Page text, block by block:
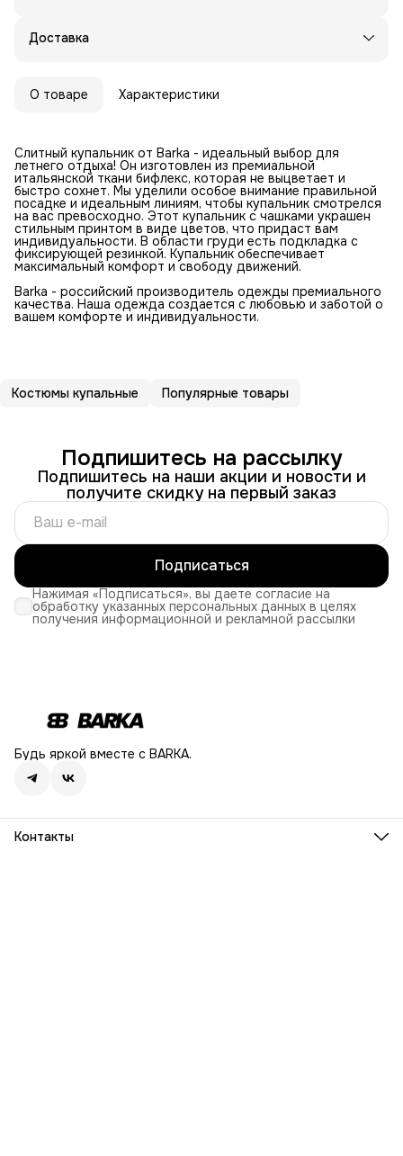
Доставка
О товаре Характеристики
Слитный купальник от Barka - идеальный выбор для
летнего отдыха! Он изготовлен из премиальной
итальянской ткани бифлекс, которая не выцветает и
быстро сохнет. Мы уделили особое внимание правильной
посадке и идеальным линиям, чтобы купальник смотрелся
на вас превосходно. Этот купальник с чашками украшен
стильным принтом в виде цветов, что придаст вам
индивидуальности. В области груди есть подкладка с
фиксирующей резинкой. Купальник обеспечивает
максимальный комфорт и свободу движений.
Barka - российский производитель одежды премиального
качества. Наша одежда создается с любовью и заботой о
вашем комфорте и индивидуальности.
Костюмы купальные Популярные товары
Подпишитесь на рассылку
Подпишитесь на наши акции и новости и
получите скидку на первый заказ
Подписаться
Нажимая «Подписаться», вы даете согласие на
обработку указанных персональных данных в целях
получения информационной и рекламной рассылки
Будь яркой вместе с BARKA.
Контакты